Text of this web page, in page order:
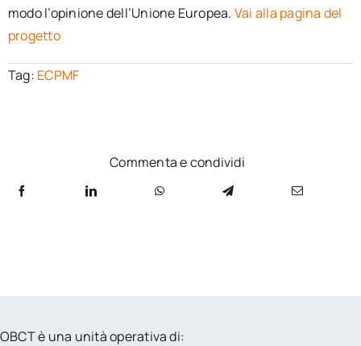
modo l’opinione dell’Unione Europea. Vai alla pagina del
progetto
Tag: ECPMF
Commenta e condividi
OBCT è una unità operativa di: